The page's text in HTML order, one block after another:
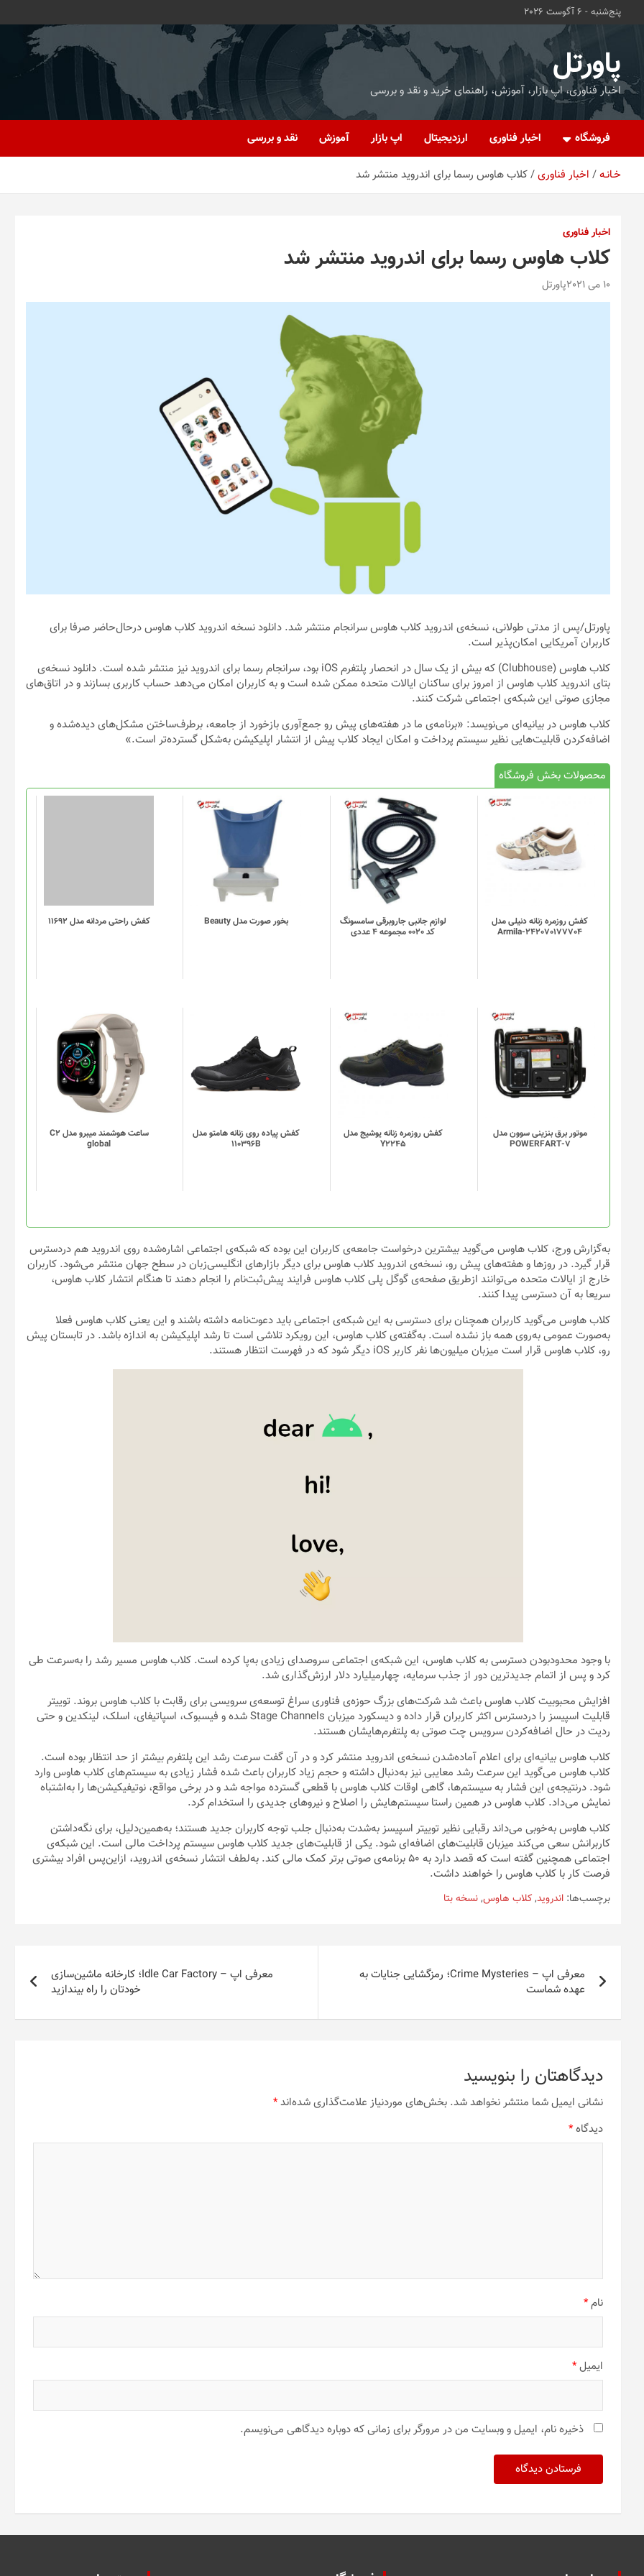
پنج‌شنبه - 6 آگوست 2026
پاورتل
اخبار فناوری، اپ بازار، آموزش، راهنمای خرید و نقد و بررسی
فروشگاه اخبار فناوری ارزدیجیتال اپ بازار آموزش نقد و بررسی
خـانـه اخبار فناوری کلاب هاوس رسما برای اندروید منتشر شد
اخبار فناوری
کلاب هاوس رسما برای اندروید منتشر شد
10 می 2021 پاورتل
پاورتل/پس از مدتی طولانی،‌ نسخه‌ی اندروید کلاب هاوس سرانجام منتشر شد. دانلود نسخه اندروید کلاب هاوس درحال‌حاضر صرفا برای
کاربران آمریکایی امکان‌پذیر است.
کلاب هاوس (Clubhouse) که بیش از یک سال در انحصار پلتفرم iOS بود،‌ سرانجام رسما برای اندروید نیز منتشر شده است. دانلود نسخه‌ی
بتای اندروید کلاب هاوس از امروز برای ساکنان ایالات متحده ممکن شده است و به کاربران امکان می‌دهد حساب کاربری بسازند و در اتاق‌های
مجازی صوتی این شبکه‌ی اجتماعی شرکت کنند.
کلاب هاوس در بیانیه‌ای می‌نویسد: «برنامه‌ی ما در هفته‌های پیش رو جمع‌آوری بازخورد از جامعه، برطرف‌ساختن مشکل‌های دیده‌شده و
اضافه‌کردن قابلیت‌هایی نظیر سیستم پرداخت و امکان ایجاد کلاب پیش از انتشار اپلیکیشن به‌شکل گسترده‌تر است.»
محصولات بخش فروشگاه
کفش روزمره زنانه دنیلی مدل
Armila-242070177704
لوازم جانبی جاروبرقی سامسونگ
کد 0020 مجموعه 4 عددی
بخور صورت مدل Beauty کفش راحتی مردانه مدل 11692
باشد.
گزینه
محصول
انتخاب
شوند
موتور برق بنزینی سوون مدل
POWERFART-7
کفش روزمره زنانه یوشیج مدل
Y2245
کفش پیاده روی زنانه هامتو مدل
110396B
محصول
دارای
انواع
مختلفی
گزینه
ها
محصول
انتخاب
شوند
ساعت هوشمند میبرو مدل C2
global
این
محصول
دارای
انواع
مختلفی
می
گزینه
ها
محصول
شوند
به‌گزارش ورج، کلاب هاوس می‌گوید بیشترین درخواست جامعه‌ی کاربران این بوده که شبکه‌ی اجتماعی اشاره‌شده روی اندروید هم دردسترس
قرار گیرد. در روزها و هفته‌های پیش رو، نسخه‌ی اندروید کلاب هاوس برای دیگر بازارهای انگلیسی‌زبان در سطح جهان منتشر می‌شود. کاربران
خارج از ایالات متحده می‌توانند ازطریق صفحه‌ی گوگل پلی کلاب هاوس فرایند پیش‌ثبت‌نام را انجام دهند تا هنگام انتشار کلاب هاوس،
سریعا به آن دسترسی پیدا کنند.
کلاب هاوس می‌گوید کاربران همچنان برای دسترسی به این شبکه‌ی اجتماعی باید دعوت‌نامه داشته باشند و این یعنی کلاب هاوس فعلا
به‌صورت عمومی به‌روی همه باز نشده است. به‌گفته‌ی کلاب هاوس، این رویکرد تلاشی است تا رشد اپلیکیشن به اندازه باشد. در تابستان پیش
رو، کلاب هاوس قرار است میزبان میلیون‌ها نفر کاربر iOS دیگر شود که در فهرست انتظار هستند.
با وجود محدودبودن دسترسی به کلاب هاوس، این شبکه‌ی اجتماعی سروصدای زیادی به‌پا کرده است. کلاب هاوس مسیر رشد را به‌سرعت طی
کرد و پس از اتمام جدیدترین دور از جذب سرمایه، چهارمیلیارد دلار ارزش‌گذاری شد.
افزایش محبوبیت کلاب هاوس باعث شد شرکت‌های بزرگ حوزه‌ی فناوری سراغ توسعه‌ی سرویسی برای رقابت با کلاب هاوس بروند. توییتر
قابلیت اسپیسز را دردسترس اکثر کاربران قرار داده و دیسکورد میزبان Stage Channels شده و فیسبوک، اسپاتیفای، اسلک، لینکدین و حتی
ردیت در حال اضافه‌کردن سرویس چت صوتی به پلتفرم‌هایشان هستند.
کلاب هاوس بیانیه‌ای برای اعلام آماده‌شدن نسخه‌ی اندروید منتشر کرد و در آن گفت سرعت رشد این پلتفرم بیشتر از حد انتظار بوده است.
کلاب هاوس می‌گوید این سرعت رشد معایبی نیز به‌دنبال داشته و حجم زیاد کاربران باعث شده فشار زیادی به سیستم‌های کلاب هاوس وارد
شود. درنتیجه‌ی این فشار به سیستم‌ها، گاهی اوقات کلاب هاوس با قطعی گسترده مواجه شد و در برخی مواقع، نوتیفیکیشن‌ها را به‌اشتباه
نمایش می‌داد. کلاب هاوس در همین راستا سیستم‌هایش را اصلاح و نیروهای جدیدی را استخدام کرد.
کلاب هاوس به‌خوبی می‌داند رقبایی نظیر توییتر اسپیسز به‌شدت به‌دنبال جلب توجه کاربران جدید هستند؛ به‌همین‌دلیل، برای نگه‌داشتن
کاربرانش سعی می‌کند میزبان قابلیت‌های اضافه‌ای شود. یکی از قابلیت‌های جدید کلاب هاوس سیستم پرداخت مالی است. این شبکه‌ی
اجتماعی همچنین گفته است که قصد دارد به ۵۰ برنامه‌ی صوتی برتر کمک مالی کند. به‌لطف انتشار نسخه‌ی اندروید، ازاین‌پس افراد بیشتری
فرصت کار با کلاب هاوس را خواهند داشت.
برچسب‌ها: اندروید,کلاب هاوس,نسخه بتا
راهبری
نوشته
معرفی اپ – Crime Mysteries؛ رمزگشایی جنایات به
عهده شماست
معرفی اپ – Idle Car Factory؛ کارخانه ماشین‌سازی
خودتان را راه بیندازید
دیدگاهتان را بنویسید
نشانی ایمیل شما منتشر نخواهد شد. بخش‌های موردنیاز علامت‌گذاری شده‌اند*
دیدگاه*
نام*
ایمیل*
ذخیره نام، ایمیل و وبسایت من در مرورگر برای زمانی که دوباره دیدگاهی می‌نویسم.